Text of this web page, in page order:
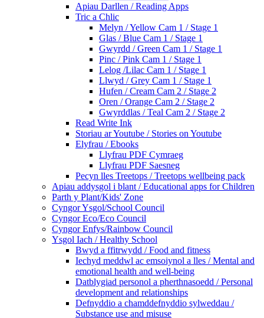
Apiau Darllen / Reading Apps
Tric a Chlic
Melyn / Yellow Cam 1 / Stage 1
Glas / Blue Cam 1 / Stage 1
Gwyrdd / Green Cam 1 / Stage 1
Pinc / Pink Cam 1 / Stage 1
Lelog /Lilac Cam 1 / Stage 1
Llwyd / Grey Cam 1 / Stage 1
Hufen / Cream Cam 2 / Stage 2
Oren / Orange Cam 2 / Stage 2
Gwyrddlas / Teal Cam 2 / Stage 2
Read Write Ink
Storiau ar Youtube / Stories on Youtube
Elyfrau / Ebooks
Llyfrau PDF Cymraeg
Llyfrau PDF Saesneg
Pecyn lles Treetops / Treetops wellbeing pack
Apiau addysgol i blant / Educational apps for Children
Parth y Plant/Kids' Zone
Cyngor Ysgol/School Council
Cyngor Eco/Eco Council
Cyngor Enfys/Rainbow Council
Ysgol Iach / Healthy School
Bwyd a ffitrwydd / Food and fitness
Iechyd meddwl ac emsoiynol a lles / Mental and
emotional health and well-being
Datblygiad personol a pherthnasoedd / Personal
development and relationships
Defnyddio a chamddefnyddio sylweddau /
Substance use and misuse